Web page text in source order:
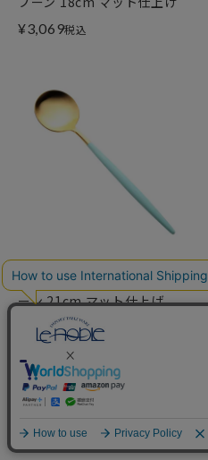
¥3,069税込
クチポール ゴア GOA ターコ
イズ／ゴールド テーブルスプ
ーン 21cm マット仕上げ
3,267税込
並び替え新着順価格が安い順